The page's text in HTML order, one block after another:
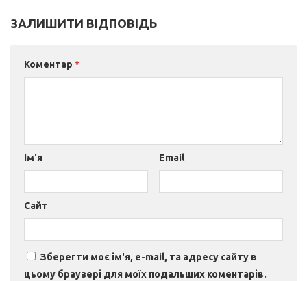
ЗАЛИШИТИ ВІДПОВІДЬ
Коментар *
Ім'я Email
Сайт
Зберегти моє ім'я, e-mail, та адресу сайту в
цьому браузері для моїх подальших коментарів.